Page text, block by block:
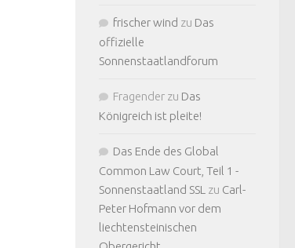
frischer wind zu Das
offizielle
Sonnenstaatlandforum
Fragender zu Das
Königreich ist pleite!
Das Ende des Global
Common Law Court, Teil 1 -
Sonnenstaatland SSL zu Carl-
Peter Hofmann vor dem
liechtensteinischen